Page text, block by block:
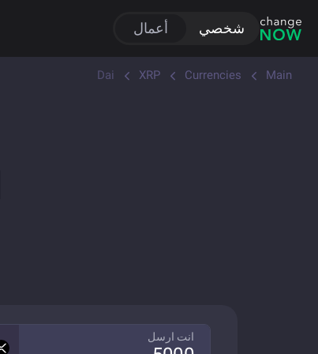
شخصي أعمال
Main
Currencies
XRP
Dai
انت ارسل